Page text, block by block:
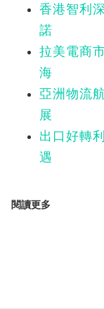
香港智利
諾
拉美電商
海
亞洲物流
展
出口好轉
遇
閱讀更多